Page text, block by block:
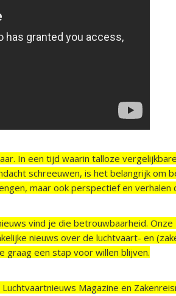
In een tijd waarin talloze
schreeuwen, is het belangrijk om
maar ook perspectief en verhalen
vind je die betrouwbaarheid. Onze
nieuws over de luchtvaart- en
graag een stap voor willen blijven.
Magazine en